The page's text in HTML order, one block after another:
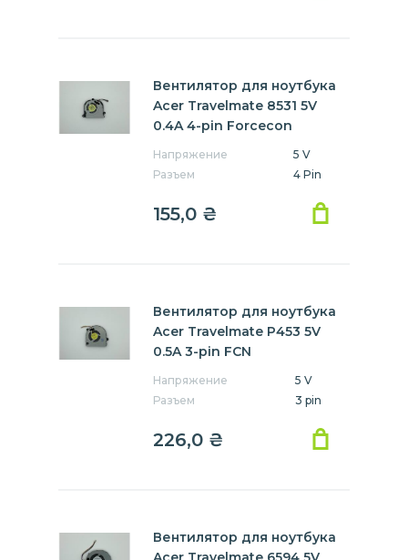
Вентилятор для ноутбука
Acer Travelmate 8531 5V
0.4A 4-pin Forcecon
Напряжение
5 V
Разъем
4 Pin
155,0 ₴
Вентилятор для ноутбука
Acer Travelmate P453 5V
0.5A 3-pin FCN
Напряжение
5 V
Разъем
3 pin
226,0 ₴
Вентилятор для ноутбука